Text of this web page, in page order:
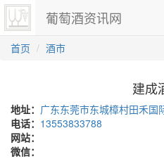
葡萄酒资讯网
首页 酒市
建成
地址： 广东东莞市东城樟村田禾
电话： 13553833788
网站：
微信：